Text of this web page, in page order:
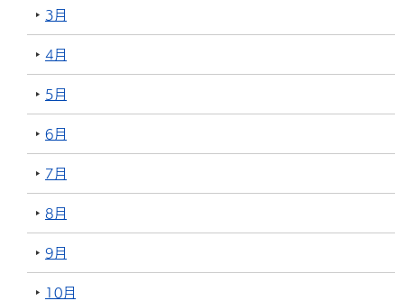
3月
4月
5月
6月
7月
8月
9月
10月